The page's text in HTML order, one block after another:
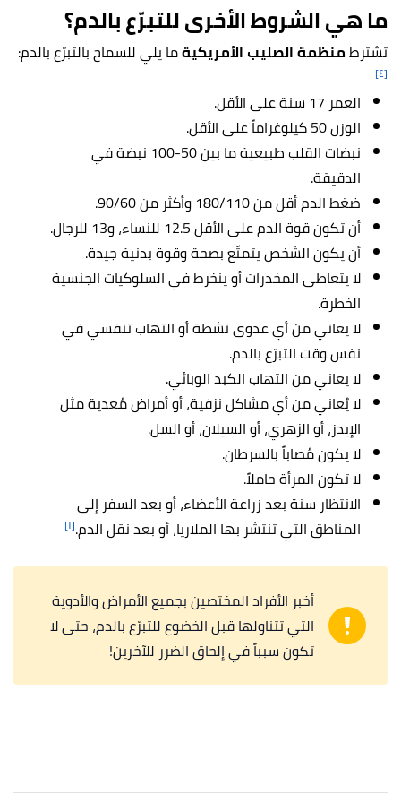
ما هي الشروط الأخرى للتبرّع بالدم؟
تشترطمنظمة الصليب الأمريكيةما يلي للسماح بالتبرّع بالدم:
[٤]
العمر 17 سنة على الأقل.
الوزن 50 كيلوغراماً على الأقل.
نبضات القلب طبيعية ما بين 50-100 نبضة في
الدقيقة.
ضغط الدم أقل من 180/110 وأكثر من 90/60.
أن تكون قوة الدم على الأقل 12.5 للنساء، و13 للرجال.
أن يكون الشخص يتمتّع بصحة وقوة بدنية جيدة.
لا يتعاطى المخدرات أو ينخرط في السلوكيات الجنسية
الخطرة.
لا يعاني من أي عدوى نشطة أو التهاب تنفسي في
نفس وقت التبرّع بالدم.
لا يعاني من التهاب الكبد الوبائي.
لا يُعاني من أي مشاكل نزفية، أو أمراض مُعدية مثل
الإيدز، أو الزهري، أو السيلان، أو السل.
لا يكون مُصاباً بالسرطان.
لا تكون المرأة حاملاً.
الانتظار سنة بعد زراعة الأعضاء، أو بعد السفر إلى
المناطق التي تنتشر بها الملاريا، أو بعد نقل الدم.[١]
أخبر الأفراد المختصين بجميع الأمراض والأدوية
التي تتناولها قبل الخضوع للتبرّع بالدم، حتى لا
تكون سبباً في إلحاق الضرر للآخرين!